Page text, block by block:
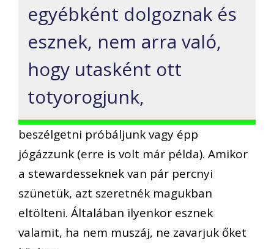
egyébként dolgoznak és
esznek, nem arra való,
hogy utasként ott
totyorogjunk,
beszélgetni próbáljunk vagy épp
jógázzunk (erre is volt már példa). Amikor
a stewardesseknek van pár percnyi
szünetük, azt szeretnék magukban
eltölteni. Általában ilyenkor esznek
valamit, ha nem muszáj, ne zavarjuk őket